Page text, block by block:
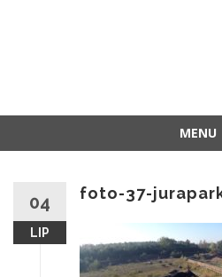
MENU
04
LIP
foto-37-